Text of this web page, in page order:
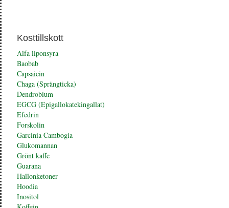
Kosttillskott
Alfa liponsyra
Baobab
Capsaicin
Chaga (Sprängticka)
Dendrobium
EGCG (Epigallokatekingallat)
Efedrin
Forskolin
Garcinia Cambogia
Glukomannan
Grönt kaffe
Guarana
Hallonketoner
Hoodia
Inositol